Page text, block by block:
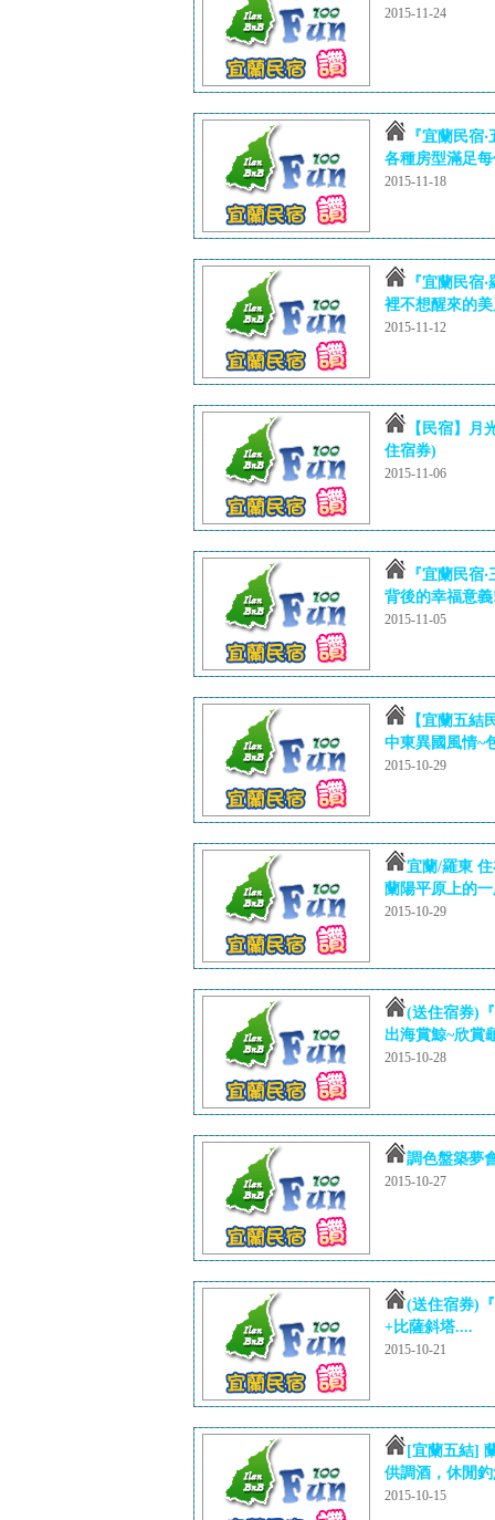
2015-11-24
『宜蘭民宿
各種房型滿足
2015-11-18
『宜蘭民宿
裡不想醒來的
2015-11-12
【民宿】月
住宿券)
2015-11-06
『宜蘭民宿
背後的幸福意
2015-11-05
【宜蘭五結
中東異國風情~
2015-10-29
宜蘭/羅東
蘭陽平原上的
2015-10-29
(送住宿券)
出海賞鯨~欣賞
2015-10-28
調色盤築夢
2015-10-27
(送住宿券)
+比薩斜塔....
2015-10-21
[宜蘭五結]
供調酒，休閒
2015-10-15